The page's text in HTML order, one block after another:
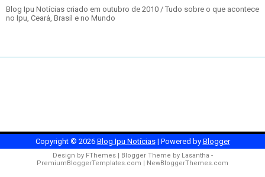
Blog Ipu Notícias criado em outubro de 2010 / Tudo sobre o que acontece
no Ipu, Ceará, Brasil e no Mundo
Copyright © 2026 Blog Ipu Notícias| Powered by Blogger
Design by FThemes| Blogger Theme by Lasantha -
PremiumBloggerTemplates.com | NewBloggerThemes.com